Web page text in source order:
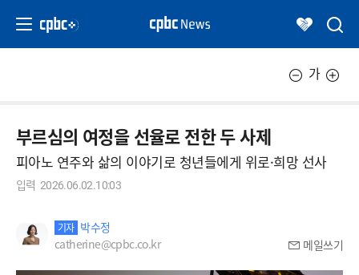
가
부르심의 여정을 선율로 전한 두 사제
피아노 연주와 삶의 이야기로 청년들에게 위로·희망 선사
입력 2026.06.02.10:03
기자 박수정
catherine@cpbc.co.kr
메일쓰기